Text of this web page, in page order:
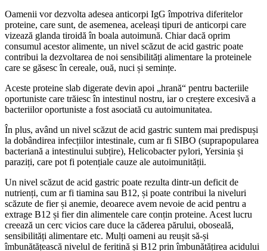
Oamenii vor dezvolta adesea anticorpi IgG împotriva diferitelor
proteine, care sunt, de asemenea, aceleași tipuri de anticorpi care
vizează glanda tiroidă în boala autoimună. Chiar dacă oprim
consumul acestor alimente, un nivel scăzut de acid gastric poate
contribui la dezvoltarea de noi sensibilități alimentare la proteinele
care se găsesc în cereale, ouă, nuci și semințe.
Aceste proteine ​​slab digerate devin apoi „hrană“ pentru bacteriile
oportuniste care trăiesc în intestinul nostru, iar o creștere excesivă a
bacteriilor oportuniste a fost asociată cu autoimunitatea.
În plus, având un nivel scăzut de acid gastric suntem mai predispuși
la dobândirea infecțiilor intestinale, cum ar fi SIBO (suprapopularea
bacteriană a intestinului subțire), Helicobacter pylori, Yersinia și
paraziți, care pot fi potențiale cauze ale autoimunității.
Un nivel scăzut de acid gastric poate rezulta dintr-un deficit de
nutrienți, cum ar fi tiamina sau B12, și poate contribui la niveluri
scăzute de fier și anemie, deoarece avem nevoie de acid pentru a
extrage B12 și fier din alimentele care conțin proteine. Acest lucru
creează un cerc vicios care duce la căderea părului, oboseală,
sensibilități alimentare etc. Mulți oameni au reușit să-și
îmbunătățească nivelul de feritină și B12 prin îmbunătățirea acidului